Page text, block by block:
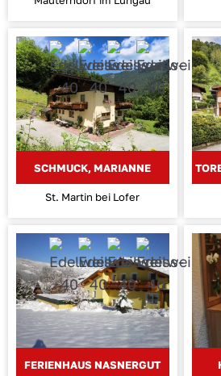
SCHMUCK, MARIANNE
St. Martin bei Lofer
FERIENHAUS NASNERGUT